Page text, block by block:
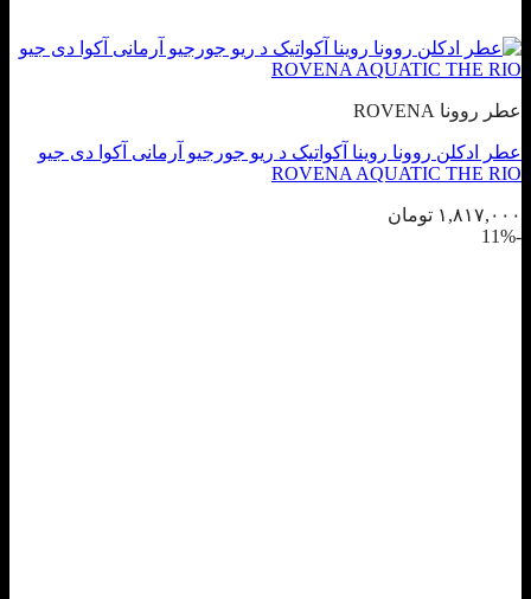
عطر روونا ROVENA
عطر ادکلن روونا روینا آکواتیک د ریو جورجیو آرمانی آکوا دی جیو
ROVENA AQUATIC THE RIO
۱,۸۱۷,۰۰۰ تومان
-11%